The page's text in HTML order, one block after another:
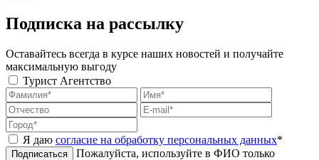
Подписка на рассылку
Оставайтесь всегда в курсе наших новостей и получайте
максимальную выгоду
Турист Агентство
Я даю согласие на обработку персональных данных*
Подписаться
Пожалуйста, используйте в ФИО только